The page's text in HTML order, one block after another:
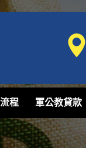
程 軍公教貸款